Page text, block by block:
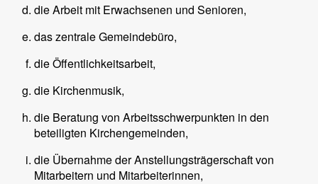
die Arbeit mit Erwachsenen und Senioren,
das zentrale Gemeindebüro,
die Öffentlichkeitsarbeit,
die Kirchenmusik,
die Beratung von Arbeitsschwerpunkten in den
beteiligten Kirchengemeinden,
die Übernahme der Anstellungsträgerschaft von
Mitarbeitern und Mitarbeiterinnen,